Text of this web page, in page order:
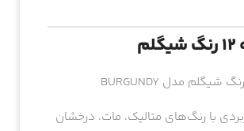
با رنگ‌های متالیک، مات، درخشان